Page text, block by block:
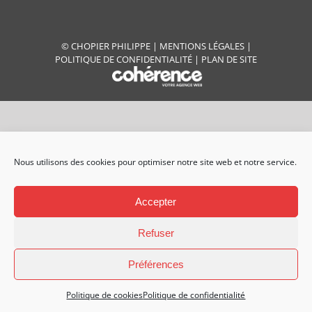
Nous utilisons des cookies pour optimiser notre site web et notre service.
Accepter
Refuser
Préférences
Politique de cookiesPolitique de confidentialité
©CHOPIER PHILIPPE| MENTIONS LÉGALES|
POLITIQUE DE CONFIDENTIALITÉ | PLAN DE SITE